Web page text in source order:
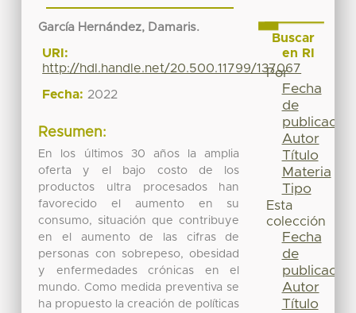
García Hernández, Damaris.
URI:
http://hdl.handle.net/20.500.11799/137067
Fecha: 2022
Resumen:
En los últimos 30 años la amplia
oferta y el bajo costo de los
productos ultra procesados han
favorecido el aumento en su
consumo, situación que contribuye
en el aumento de las cifras de
personas con sobrepeso, obesidad
y enfermedades crónicas en el
mundo. Como medida preventiva se
ha propuesto la creación de políticas
Buscar
en RI
Por
Fecha
de
publicación
Autor
Título
Materia
Tipo
Esta
colección
Fecha
de
publicación
Autor
Título